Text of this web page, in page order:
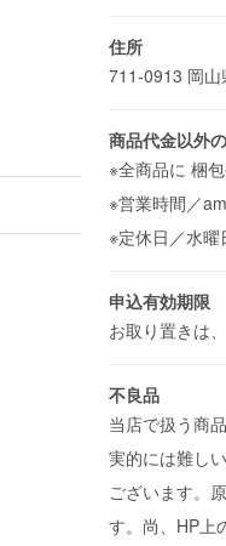
住所
711-0913 岡
商品代金以外
※全商品に 梱
※営業時間／
※定休日／水曜
申込有効期限
お取り置きは
不良品
当店で扱う商
実的には難し
ございます。
す。尚、HP上